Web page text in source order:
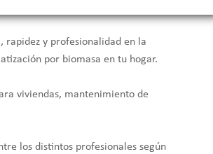
rapidez y profesionalidad en la
por biomasa en tu hogar.
viviendas, mantenimiento de
los distintos profesionales según